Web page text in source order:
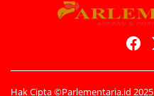
Hak Cipta ©Parlementaria.id 2025